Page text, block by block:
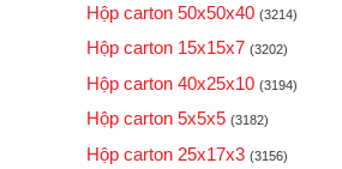
Hộp carton 50x50x40 (3214)
Hộp carton 15x15x7 (3202)
Hộp carton 40x25x10 (3194)
Hộp carton 5x5x5 (3182)
Hộp carton 25x17x3 (3156)